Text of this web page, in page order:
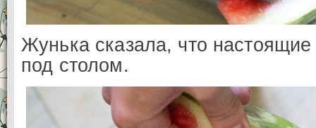
Жунька сказала, что
под столом.